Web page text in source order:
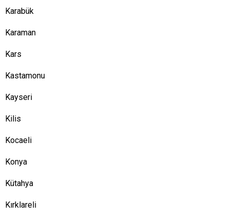
Karabük
Karaman
Kars
Kastamonu
Kayseri
Kilis
Kocaeli
Konya
Kütahya
Kırklareli